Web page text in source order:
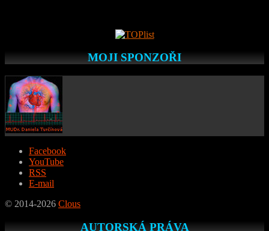
MOJI SPONZOŘI
Facebook
YouTube
RSS
E-mail
© 2014-2026 Clous
AUTORSKÁ PRÁVA